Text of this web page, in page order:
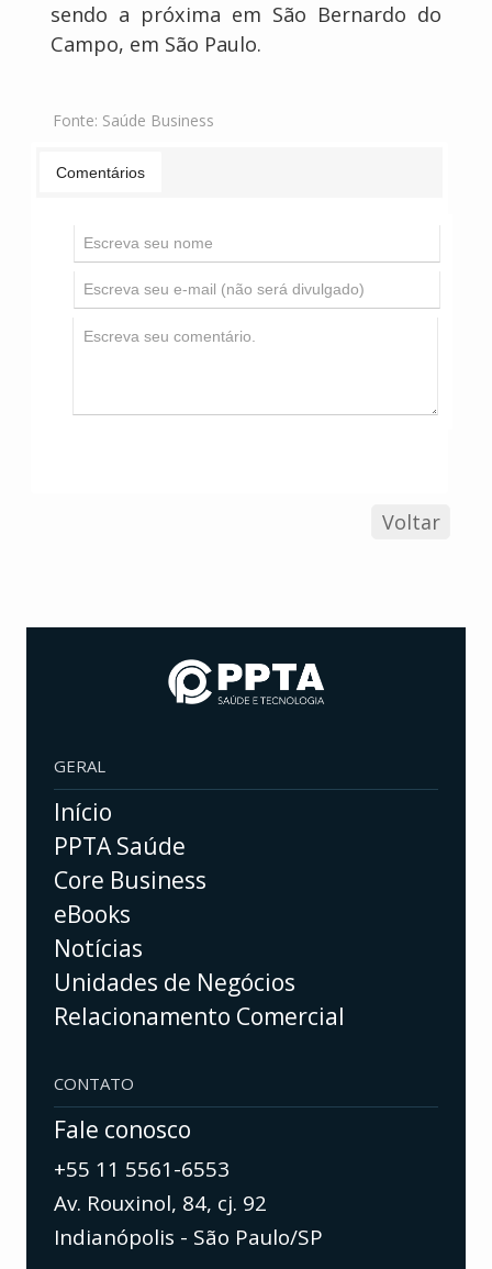
sendo a próxima em São Bernardo do
Campo, em São Paulo.
Fonte: Saúde Business
Comentários
Voltar
GERAL
Início
PPTA Saúde
Core Business
eBooks
Notícias
Unidades de Negócios
Relacionamento Comercial
CONTATO
Fale conosco
+55 11 5561-6553
Av. Rouxinol, 84, cj. 92
Indianópolis - São Paulo/SP